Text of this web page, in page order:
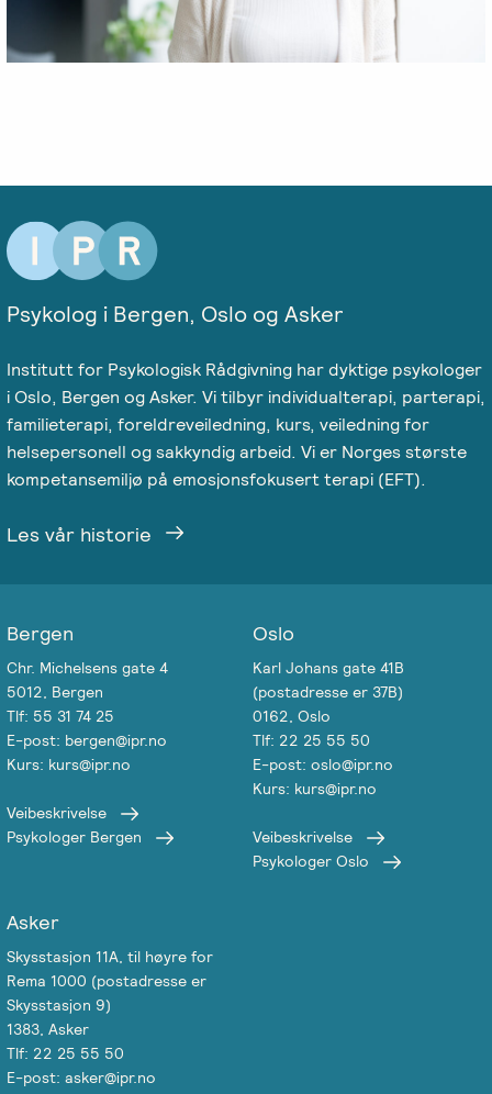
Psykolog i Bergen, Oslo og Asker
Institutt for Psykologisk Rådgivning har dyktige psykologer
i Oslo, Bergen og Asker. Vi tilbyr individualterapi, parterapi,
familieterapi, foreldreveiledning, kurs, veiledning for
helsepersonell og sakkyndig arbeid. Vi er Norges største
kompetansemiljø på emosjonsfokusert terapi (EFT).
Les vår historie
Bergen
Chr. Michelsens gate 4
5012, Bergen
Tlf: 55 31 74 25
E-post: bergen@ipr.no
Kurs: kurs@ipr.no
Veibeskrivelse
Psykologer Bergen
Oslo
Karl Johans gate 41B
(postadresse er 37B)
0162, Oslo
Tlf: 22 25 55 50
E-post: oslo@ipr.no
Kurs: kurs@ipr.no
Veibeskrivelse
Psykologer Oslo
Asker
Skysstasjon 11A, til høyre for
Rema 1000 (postadresse er
Skysstasjon 9)
1383, Asker
Tlf: 22 25 55 50
E-post: asker@ipr.no